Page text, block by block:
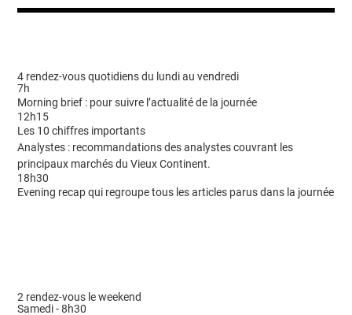
4 rendez-vous quotidiens du lundi au vendredi
7h
Morning brief : pour suivre l’actualité de la journée
12h15
Les 10 chiffres importants
Analystes : recommandations des analystes couvrant les
principaux marchés du Vieux Continent.
18h30
Evening recap qui regroupe tous les articles parus dans la journée
2 rendez-vous le weekend
Samedi - 8h30